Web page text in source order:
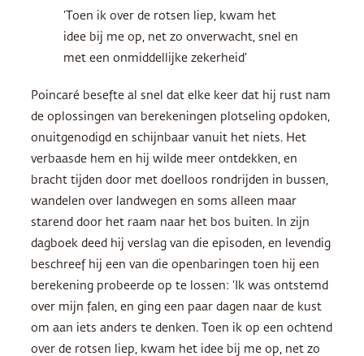
‘Toen ik over de rotsen liep, kwam het
idee bij me op, net zo onverwacht, snel en
met een onmiddellijke zekerheid’
Poincaré besefte al snel dat elke keer dat hij rust nam
de oplossingen van berekeningen plotseling opdoken,
onuitgenodigd en schijnbaar vanuit het niets. Het
verbaasde hem en hij wilde meer ontdekken, en
bracht tijden door met doelloos rondrijden in bussen,
wandelen over landwegen en soms alleen maar
starend door het raam naar het bos buiten. In zijn
dagboek deed hij verslag van die episoden, en levendig
beschreef hij een van die openbaringen toen hij een
berekening probeerde op te lossen: ‘Ik was ontstemd
over mijn falen, en ging een paar dagen naar de kust
om aan iets anders te denken. Toen ik op een ochtend
over de rotsen liep, kwam het idee bij me op, net zo